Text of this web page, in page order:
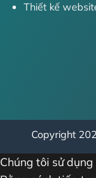
Thiết kế
Copyright
Chúng tôi sử